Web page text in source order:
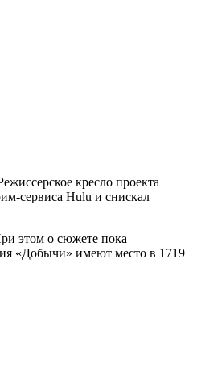
кресло проекта
сервиса Hulu и снискал
этом о сюжете пока
«Добычи» имеют место в 1719